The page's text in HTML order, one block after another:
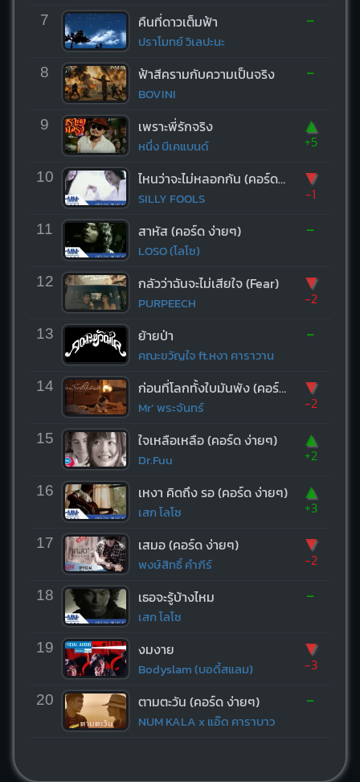
7 คืนที่ดาวเต็มฟ้า
ปราโมทย์ วิเลปะนะ
-
8 ฟ้าสีครามกับความเป็นจริง
BOVINI
-
9 เพราะพี่รักจริง
หนึ่ง บีเคแบนด์
▲
+5
10 ไหนว่าจะไม่หลอกกัน (คอร์ด ง่ายๆ)
SILLY FOOLS
▼
-1
11 สาหัส (คอร์ด ง่ายๆ)
LOSO (โลโซ)
-
12 กลัวว่าฉันจะไม่เสียใจ (Fear)
PURPEECH
▼
-2
13 ย้ายป่า
คณะขวัญใจ ft.หงา คาราวาน
-
14 ก่อนที่โลกทั้งใบมันพัง (คอร์ด ง่ายๆ)
Mr’ พระจันทร์
▼
-2
15 ใจเหลือเหลือ (คอร์ด ง่ายๆ)
Dr.Fuu
▲
+2
16 เหงา คิดถึง รอ (คอร์ด ง่ายๆ)
เสก โลโซ
▲
+3
17 เสมอ (คอร์ด ง่ายๆ)
พงษ์สิทธิ์ คำภีร์
▼
-2
18 เธอจะรู้บ้างไหม
เสก โลโซ
-
19 งมงาย
Bodyslam (บอดี้สแลม)
▼
-3
20 ตามตะวัน (คอร์ด ง่ายๆ)
NUM KALA x แอ๊ด คาราบาว
-